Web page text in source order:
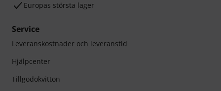
Europas största lager
Service
Leveranskostnader och leveranstid
Hjälpcenter
Tillgodokvitton